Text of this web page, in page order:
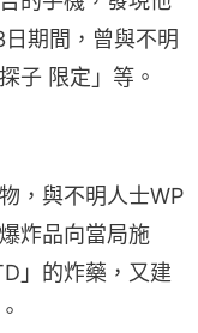
期間，曾與不明
子 限定」等。
，與不明人士WP
炸品向當局施
」的炸藥，又建